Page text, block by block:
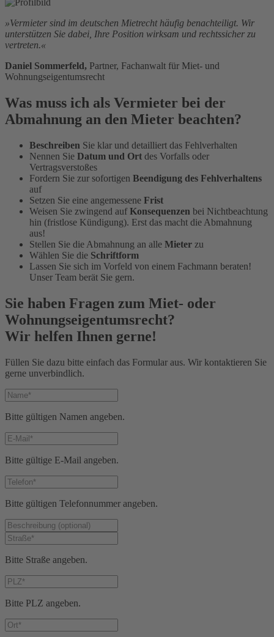
»Vermieter sind im deutschen Mietrecht häufig benachteiligt. Wir
unterstützen Sie dabei, Ihre Position wirksam und rechtssicher zu
vertreten.«
Daniel Sommerfeld, Partner, Fachanwalt für Miet- und
Wohnungseigentumsrecht
Was muss ich als Vermieter bei der
Abmahnung an den Mieter beachten?
Beschreiben Sie klar und detailliert das Fehlverhalten
Nennen Sie Datum und Ort des Vorfalls oder
Vertragsverstoßes
Fordern Sie zur sofortigen Beendigung des Fehlverhaltens
auf
Setzen Sie eine angemessene Frist
Weisen Sie zwingend auf Konsequenzen bei Nichtbeachtung
hin (fristlose Kündigung). Erst das macht die Abmahnung
aus!
Stellen Sie die Abmahnung an alle Mieter zu
Wählen Sie die Schriftform
Lassen Sie sich im Vorfeld von einem Fachmann beraten!
Unser Team berät Sie gern.
Sie haben Fragen zum Miet- oder
Wohnungseigentumsrecht?
Wir helfen Ihnen gerne!
Füllen Sie dazu bitte einfach das Formular aus. Wir kontaktieren Sie
gerne unverbindlich.
Bitte gültigen Namen angeben.
Bitte gültige E-Mail angeben.
Bitte gültigen Telefonnummer angeben.
Bitte Straße angeben.
Bitte PLZ angeben.